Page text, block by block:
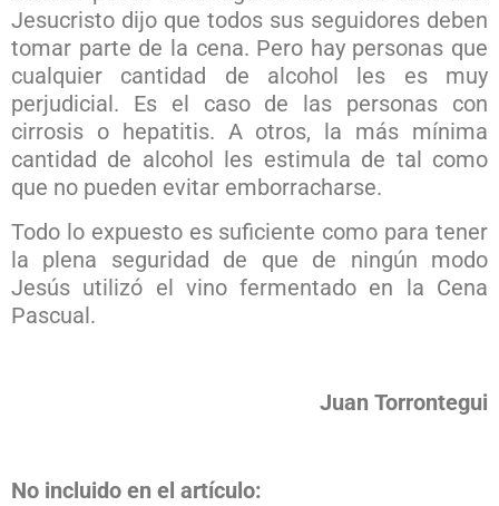
Jesucristo dijo que todos sus seguidores deben
tomar parte de la cena. Pero hay personas que
cualquier cantidad de alcohol les es muy
perjudicial. Es el caso de las personas con
cirrosis o hepatitis. A otros, la más mínima
cantidad de alcohol les estimula de tal como
que no pueden evitar emborracharse.
Todo lo expuesto es suficiente como para tener
la plena seguridad de que de ningún modo
Jesús utilizó el vino fermentado en la Cena
Pascual.
Juan Torrontegui
No incluido en el artículo: